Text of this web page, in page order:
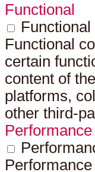
Functional
Functional
Functional
certain
content of
platforms,
other third-
Performance